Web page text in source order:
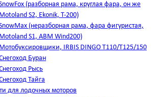
(разборная рама, круглая фара, он же
Motoland S2, Ekonik, T-200)
(неразборная рама, фара фигуристая,
Motoland S1, ABM Wind200)
Мотобуксировщики, IRBIS DINGO Т110/Т125/150
Буран
Рысь
Тайга
для лодочных моторов